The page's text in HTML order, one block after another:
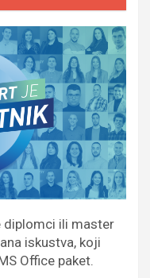
diplomci ili master
iskustva, koji
Office paket.